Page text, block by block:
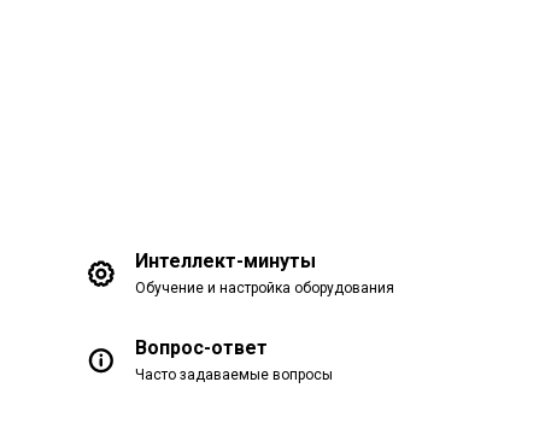
Интеллект-минуты
Обучение и настройка оборудования
Вопрос-ответ
Часто задаваемые вопросы